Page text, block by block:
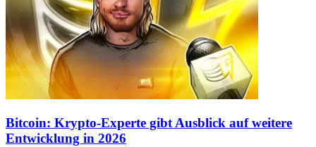
Bitcoin: Krypto-Experte gibt Ausblick auf weitere
Entwicklung in 2026